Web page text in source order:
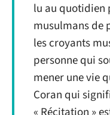
lu au quotidien
musulmans de
les croyants
personne qui
mener une vie
Coran qui